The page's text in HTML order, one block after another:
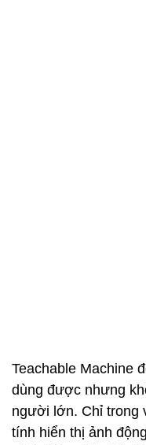
Teachable Machine
dùng được nhưng
người lớn. Chỉ trong
tính hiển thị ảnh